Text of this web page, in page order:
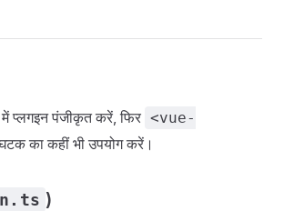
में प्लगइन पंजीकृत करें, फिर <vue-
का कहीं भी उपयोग करें।
)